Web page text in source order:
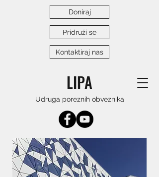
LIPA
Udruga poreznih obveznika
Doniraj
Pridruži se
Kontaktiraj nas